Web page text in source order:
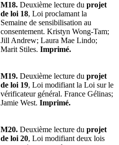
M18. Deuxième lecture du projet
de loi 18, Loi proclamant la
Semaine de sensibilisation au
consentement. Kristyn Wong-Tam;
Jill Andrew; Laura Mae Lindo;
Marit Stiles. Imprimé.
M19. Deuxième lecture du projet
de loi 19, Loi modifiant la Loi sur le
vérificateur général. France Gélinas;
Jamie West. Imprimé.
M20. Deuxième lecture du projet
de loi 20, Loi modifiant deux lois